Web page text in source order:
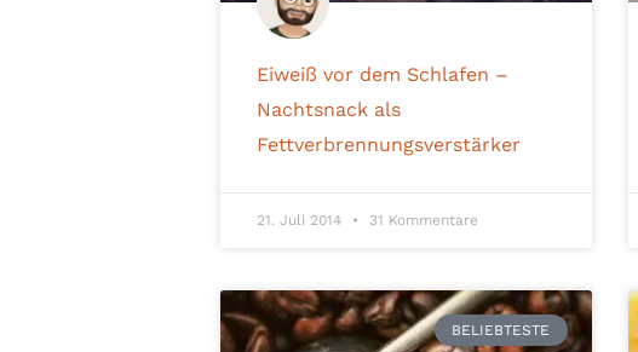
Eiweiß vor dem Schlafen –
Nachtsnack als
Fettverbrennungsverstärker
21. Juli 2014 31 Kommentare
BELIEBTESTE